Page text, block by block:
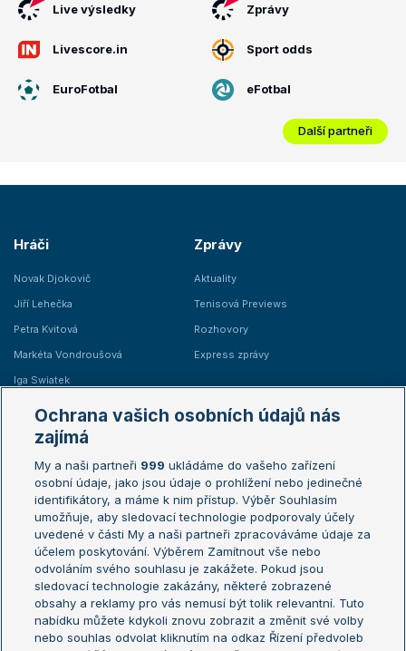
Live výsledky Zprávy
Livescore.in Sport odds
EuroFotbal eFotbal
Další partneři
Hráči
Novak Djokovič
Jiří Lehečka
Petra Kvitová
Markéta Vondroušová
Iga Swiatek
Zprávy
Aktuality
Tenisová Previews
Rozhovory
Express zprávy
Žebříčky
Žebříček ATP (muži)
Žebříček WTA (ženy)
Sázkařský žebříček
Australian Open
French Open
Wimbledon
US Open
Turnaj mistrů
Turnaj mistryň
Aktualní trendy
Ochrana vašich osobních údajů nás
zajímá
My a naši partneři 999 ukládáme do vašeho zařízení
osobní údaje, jako jsou údaje o prohlížení nebo jedinečné
identifikátory, a máme k nim přístup. Výběr Souhlasím
umožňuje, aby sledovací technologie podporovaly účely
uvedené v části My a naši partneři zpracováváme údaje za
účelem poskytování. Výběrem Zamítnout vše nebo
odvoláním svého souhlasu je zakážete. Pokud jsou
sledovací technologie zakázány, některé zobrazené
obsahy a reklamy pro vás nemusí být tolik relevantní. Tuto
nabídku můžete kdykoli znovu zobrazit a změnit své volby
nebo souhlas odvolat kliknutím na odkaz Řízení předvoleb